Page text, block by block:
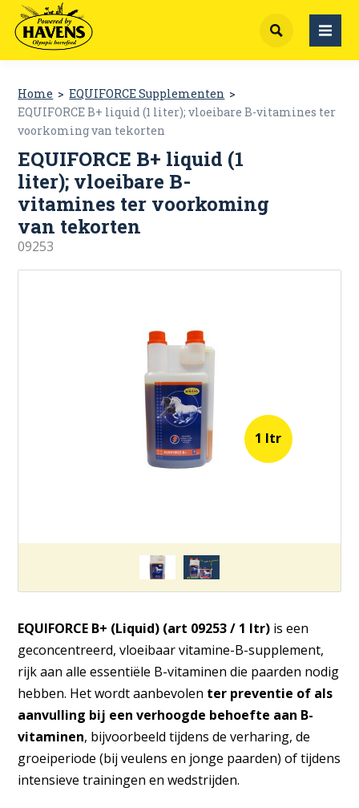
Home
EQUIFORCE Supplementen
EQUIFORCE B+ liquid (1 liter); vloeibare B-vitamines ter
voorkoming van tekorten
EQUIFORCE B+ liquid (1
liter); vloeibare B-
vitamines ter voorkoming
van tekorten
09253
1 ltr
EQUIFORCE B+ (Liquid) (art 09253 / 1 ltr) is een
geconcentreerd, vloeibaar vitamine-B-supplement,
rijk aan alle essentiële B-vitaminen die paarden nodig
hebben. Het wordt aanbevolen ter preventie of als
aanvulling bij een verhoogde behoefte aan B-
vitaminen, bijvoorbeeld tijdens de verharing, de
groeiperiode (bij veulens en jonge paarden) of tijdens
intensieve trainingen en wedstrijden.
4artikelen
€ 1234,68